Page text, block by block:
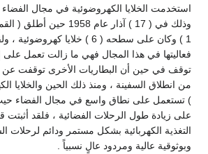
استخدمت الخلايا الكهروضوئية في مجال
1 ) وكان على سطحه ( 6 ) خلايا
فعاليتها في هذا المجال فهي ما زالت تعمل
توقف في حين أن البطاريات الأخرى توقفت عن
من انطلاق السفينة ، ومنذ ذلك الحين والخلايا
) تستعمل على نطاق واسع في مجال الفضاء
على زيادة طول الرحلات الفضائية ، فلقد أثبتت
التغذية الكهربائية بشكل مستمر ودائم لرحلات
وبوثوقية عالية ومردود عالٍ نسبياً .